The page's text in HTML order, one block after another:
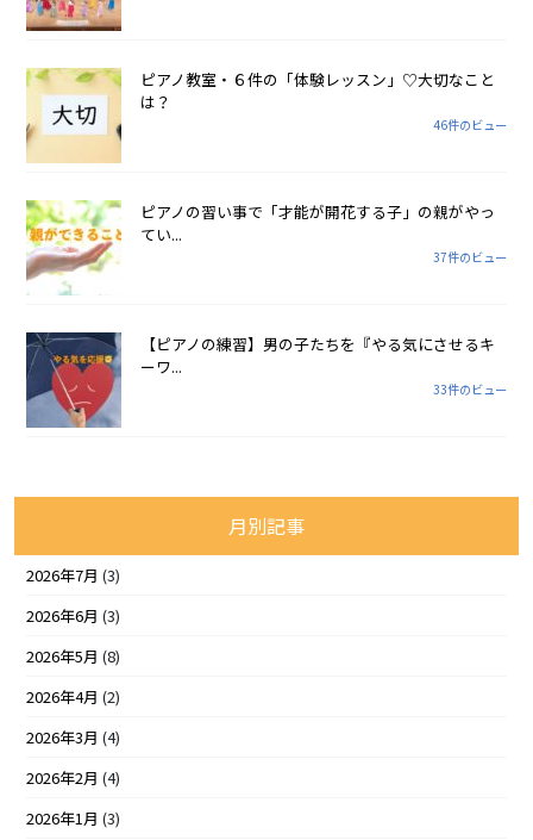
ピアノ教室・６件の「体験レッスン」♡大切なこと
は？
46件のビュー
ピアノの習い事で「才能が開花する子」の親がやっ
てい...
37件のビュー
【ピアノの練習】男の子たちを『やる気にさせるキ
ーワ...
33件のビュー
月別記事
2026年7月 (3)
2026年6月 (3)
2026年5月 (8)
2026年4月 (2)
2026年3月 (4)
2026年2月 (4)
2026年1月 (3)